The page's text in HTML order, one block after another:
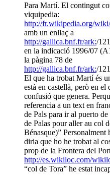
Para Martí. El contingut
viquipedia:
http://fr.wikipedia.org/
amb un enllaç a
http://gallica.bnf.fr/ark:/
en la indicació 1996/07
la pàgina 78 de
http://gallica.bnf.fr/ark:/
El que ha trobat Martí és
està en castellà, però en
confusió que genera.
referencia a un text en
de Pals para ir al puerto
de Palas pour aller au col
Bénasque)” Personalment
diria que ho he trobat al
prop de la Frontera del
http://es.wikiloc.com/
“col de Tora” he estat